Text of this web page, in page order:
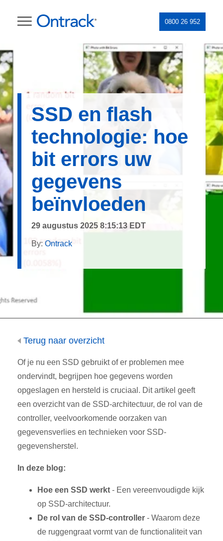
0800 26 952
SSD en flash
technologie: hoe
bit errors uw
gegevens
beïnvloeden
29 augustus 2025 8:15:13 EDT
By: Ontrack
Terug naar overzicht
Of je nu een SSD gebruikt of er problemen mee
ondervindt, begrijpen hoe gegevens worden
opgeslagen en hersteld is cruciaal. Dit artikel geeft
een overzicht van de SSD-architectuur, de rol van de
controller, veelvoorkomende oorzaken van
gegevensverlies en technieken voor SSD-
gegevensherstel.
In deze blog:
Hoe een SSD werkt - Een vereenvoudigde kijk
op SSD-architectuur.
De rol van de SSD-controller - Waarom deze
de ruggengraat vormt van de functionaliteit van